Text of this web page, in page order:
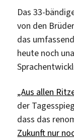
Das 33-
von den
das
heute noch
„Aus allen
der
dass das
Zukunft nur